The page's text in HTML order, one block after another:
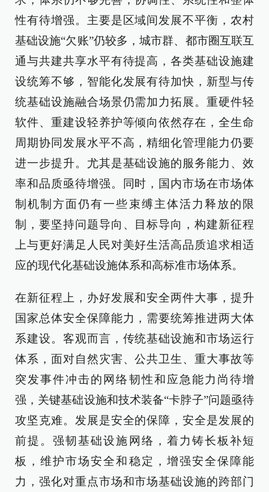
性有待增强。主要是区域间发展不平衡，农村
基础设施“欠账”仍较多，城市群、都市圈互联互
通与共建共享水平有待提高，各类基础设施建
设统筹不够，智能化发展有待加快，新型与传
统基础设施融合场景仍需加力拓展。重硬件轻
软件、重建设轻养护等倾向依然存在，全生命
周期协同发展水平不高，精细化管理能力仍要
进一步提升。尤其是基础设施的服务能力、效
率和品质亟待增强。同时，国内市场在市场体
制机制方面仍有一些束缚主体活力释放的限
制，要坚持问题导向、目标导向，构建新征程
上与更好满足人民对美好生活高品质追求相适
应的现代化基础设施体系和高标准市场体系。
在新征程上，办好发展和安全两件大事，提升
国家总体安全保障能力，需要统筹推进两大体
系建设。客观而言，传统基础设施和市场运行
体系，面对自然灾害、公共卫生、重大事故等
突发事件冲击的网络韧性和应急能力尚待增
强，关键基础设施和技术装备“卡脖子”问题亟待
攻坚克难。发展是安全的保障，安全是发展的
前提。强韧基础设施网络，着力铸长板补短
板，维护市场安全和稳定，增强安全保障能
力，强化对重点市场和市场基础设施的跨部门